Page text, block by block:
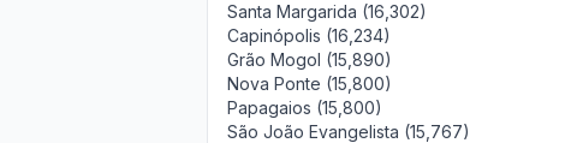
Santa Margarida (16,302)
Capinópolis (16,234)
Grão Mogol (15,890)
Nova Ponte (15,800)
Papagaios (15,800)
São João Evangelista (15,767)